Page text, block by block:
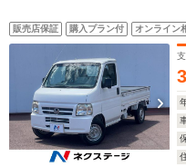
販売店保証 購入プラン付 オンライン